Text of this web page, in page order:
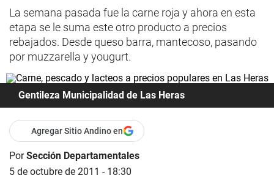
La semana pasada fue la carne roja y ahora en esta
etapa se le suma este otro producto a precios
rebajados. Desde queso barra, mantecoso, pasando
por muzzarella y yougurt.
Gentileza Municipalidad de Las Heras
Agregar Sitio Andino en
PorSección Departamentales
5 de octubre de 2011 - 18:30